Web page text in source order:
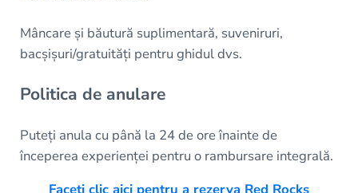
Mâncare și băutură suplimentară, suveniruri,
bacșișuri/gratuități pentru ghidul dvs.
Politica de anulare
Puteți anula cu până la 24 de ore înainte de
începerea experienței pentru o rambursare integrală.
Faceți clic aici pentru a rezerva Red Rocks